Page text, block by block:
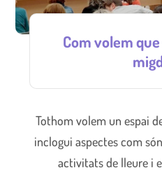
Com volem que
Tothom volem un espai
inclogui aspectes com
activitats de lleure i